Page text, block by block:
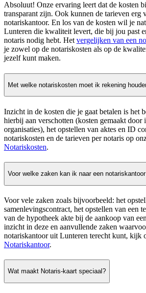
Absoluut! Onze ervaring leert dat de kosten
transparant zijn. Ook kunnen de tarieven erg
notariskantoor. En los van de kosten wil je
Lunteren die kwaliteit levert, die bij jou past
notaris nodig hebt. Hetvergelijken van een
je zowel op de notariskosten als op de
jezelf kunt maken.
Met welke notariskosten moet ik rekening
Inzicht in de kosten die je gaat betalen is het
hierbij aan verschotten (kosten gemaakt door
organisaties), het opstellen van aktes en ID
notariskosten en de tarieven per notaris op
Notariskosten.
Voor welke zaken kan ik naar een
Voor vele zaken zoals bijvoorbeeld: het
samenlevingscontract, het opstellen van een
van de hypotheek akte bij de aankoop van
inzicht in deze en aanvullende zaken
notariskantoor uit Lunteren terecht kunt, kijk
Notariskantoor.
Wat maakt Notaris-kaart speciaal?